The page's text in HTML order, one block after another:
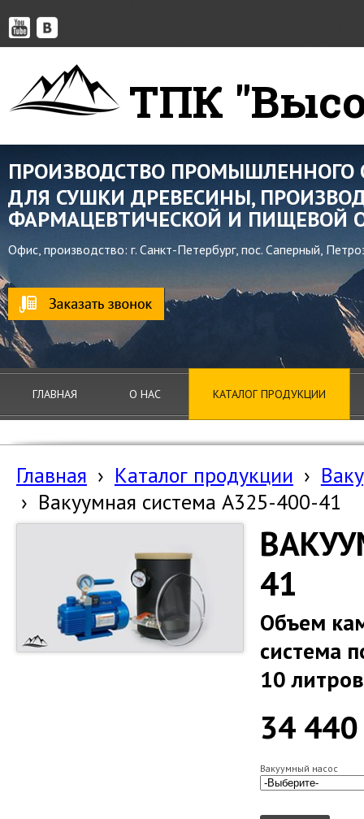
ТПК
ПРОИЗВОДСТВО ПРОМЫШЛЕННОГО
Офис, производство: г. Санкт-Петербург, пос. Саперный,
ДЛЯ СУШКИ ДРЕВЕСИНЫ,
ФАРМАЦЕВТИЧЕСКОЙ И ПИЩЕВОЙ
ГЛАВНАЯ О НАС КАТАЛОГ ПРОДУКЦИИ
Главная › Каталог продукции ›
› Вакуумная система A325-400-41
41
Объем
система
10
34 440
Вакуумный насос